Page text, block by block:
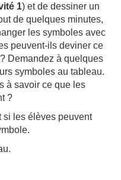
1) et de dessiner un
de quelques minutes,
les symboles avec
peuvent-ils deviner ce
Demandez à quelques
symboles au tableau.
à savoir ce que les
?
si les élèves peuvent